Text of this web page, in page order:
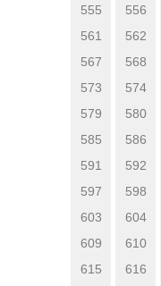
555
556
561
562
567
568
573
574
579
580
585
586
591
592
597
598
603
604
609
610
615
616